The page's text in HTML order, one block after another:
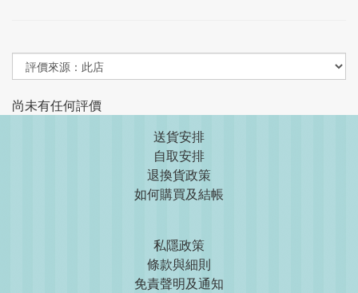
尚未有任何評價
送貨安排
自取安排
退換貨政策
如何購買及結帳
私隱政策
條款與細則
免責聲明及通知